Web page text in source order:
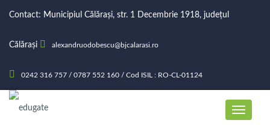
Contact: Municipiul Călărași, str. 1 Decembrie 1918, județul
Călărași alexandruodobescu@bjcalarasi.ro
0242 316 757 / 0787 552 160 / Cod ISIL : RO-CL-01124